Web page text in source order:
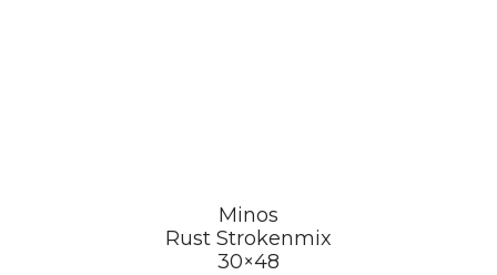
Minos
Rust Strokenmix
30×48